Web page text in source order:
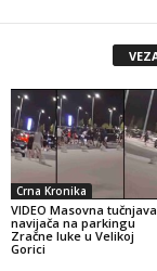
Crna Kronika
VIDEO Masovna tučnjava
navijača na parkingu
Zračne luke u Velikoj
Gorici